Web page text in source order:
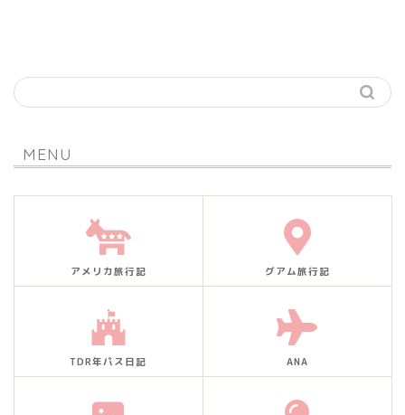
MENU
アメリカ旅行記 グアム旅行記
TDR年パス日記 ANA